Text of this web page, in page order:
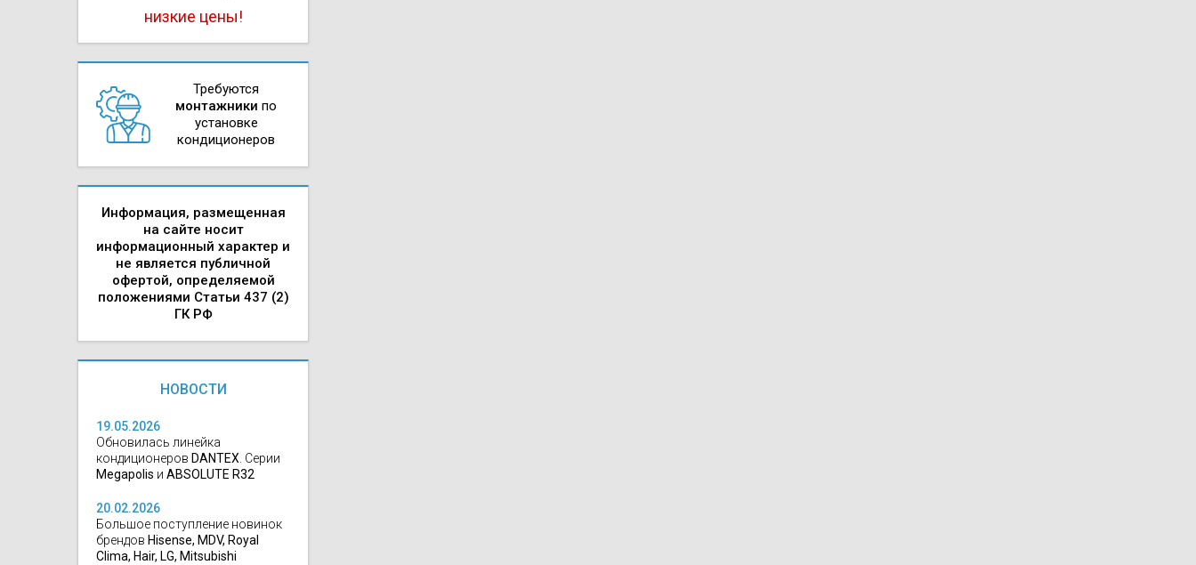
низкие цены!
Требуются
монтажники по
установке
кондиционеров
Информация, размещенная
на сайте носит
информационный характер и
не является публичной
офертой, определяемой
положениями Статьи 437 (2)
ГК РФ
НОВОСТИ
19.05.2026
Обновилась линейка
кондиционеров DANTEX. Серии
Megapolis и ABSOLUTE R32
20.02.2026
Большое поступление новинок
брендов Hisense, MDV, Royal
Clima, Hair, LG, Mitsubishi